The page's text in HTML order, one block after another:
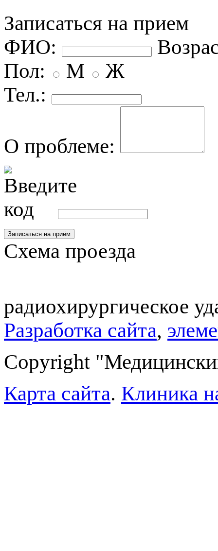
Записаться на прием
ФИО:
Пол:
М
Ж
Тел.:
О проблеме:
Схема проезда
радиохирургическое
Разработка сайта,
Copyright
Карта сайта. Клиника